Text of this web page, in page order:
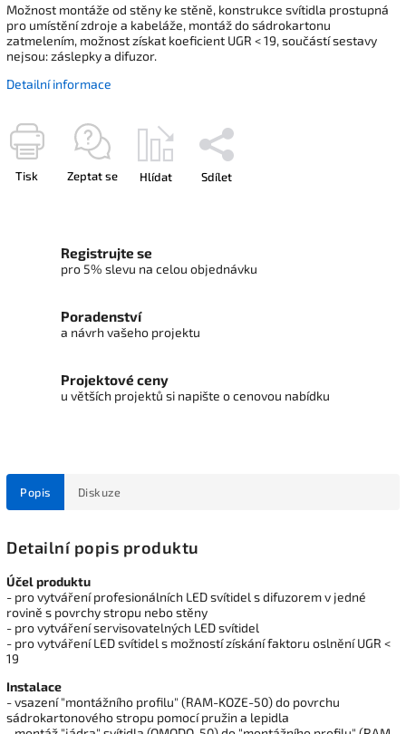
Možnost montáže od stěny ke stěně, konstrukce svítidla prostupná
pro umístění zdroje a kabeláže, montáž do sádrokartonu
zatmelením, možnost získat koeficient UGR < 19, součástí sestavy
nejsou: záslepky a difuzor.
Detailní informace
Tisk Zeptat se Hlídat Sdílet
Registrujte se
pro 5% slevu na celou objednávku
Poradenství
a návrh vašeho projektu
Projektové ceny
u větších projektů si napište o cenovou nabídku
Popis Diskuze
Detailní popis produktu
Účel produktu
- pro vytváření profesionálních LED svítidel s difuzorem v jedné
rovině s povrchy stropu nebo stěny
- pro vytváření servisovatelných LED svítidel
- pro vytváření LED svítidel s možností získání faktoru oslnění UGR <
19
Instalace
- vsazení "montážního profilu" (RAM-KOZE-50) do povrchu
sádrokartonového stropu pomocí pružin a lepidla